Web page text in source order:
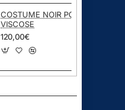
COSTUME NOIR POLYESTER
VISCOSE
120,00€